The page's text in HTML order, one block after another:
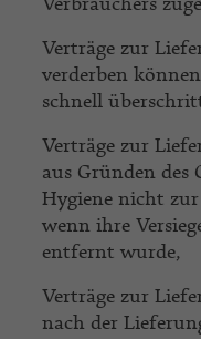
Verbrauchers
Verträge zur
verderben
schnell
Verträge zur
aus Gründen des
Hygiene nicht zur
wenn ihre
entfernt wurde,
Verträge zur
nach der